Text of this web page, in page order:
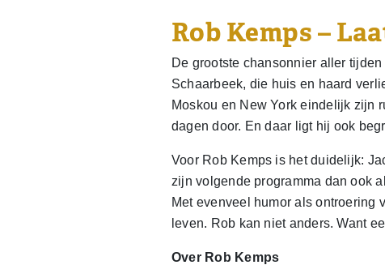
Rob Kemps –
De grootste chansonnier aller
Schaarbeek, die huis en haard
Moskou en New York eindelijk zijn
dagen door. En daar ligt hij ook
Voor Rob Kemps is het duidelijk:
zijn volgende programma dan ook
Met evenveel humor als ontroering
leven. Rob kan niet anders. Want
Over Rob Kemps